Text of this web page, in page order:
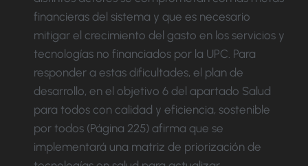
financieras del sistema y que es necesario
mitigar el crecimiento del gasto en los servicios y
tecnologías no financiados por la UPC. Para
responder a estas dificultades, el plan de
desarrollo, en el objetivo 6 del apartado Salud
para todos con calidad y eficiencia, sostenible
por todos (Página 225) afirma que se
implementará una matriz de priorización de